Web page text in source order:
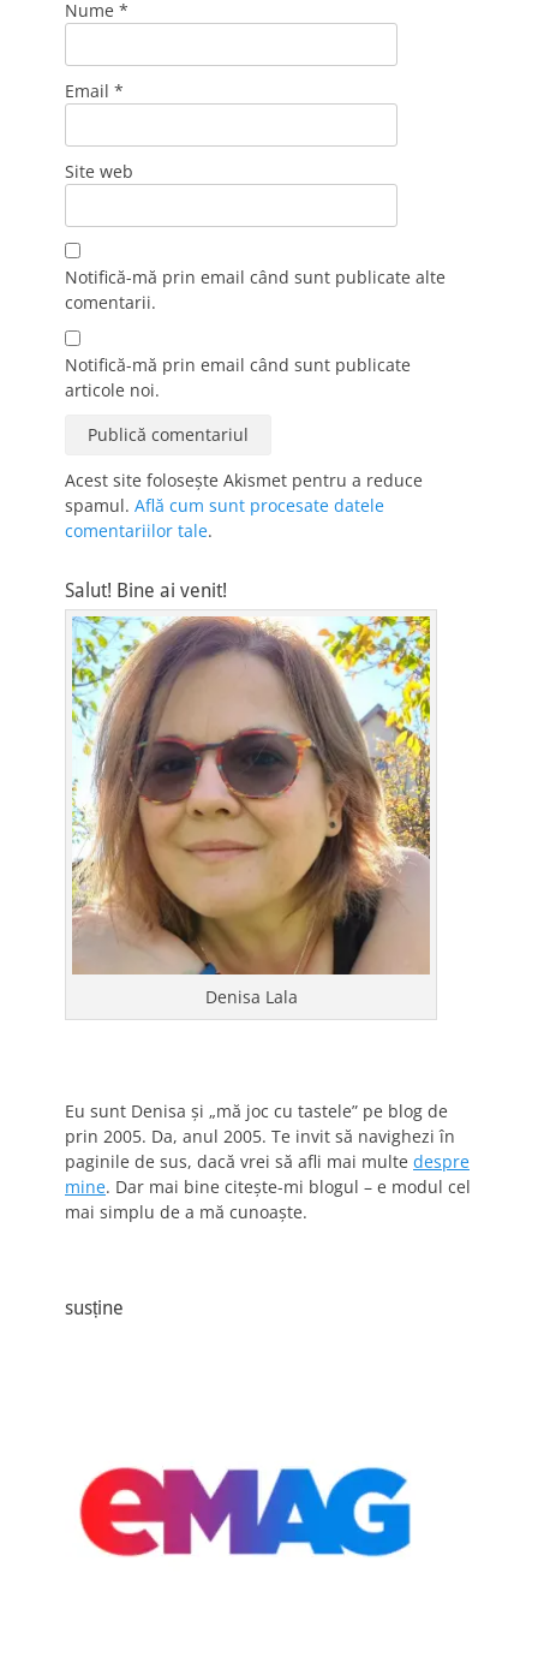
Nume *
Email *
Site web
Notifică-mă prin email când sunt publicate alte
comentarii.
Notifică-mă prin email când sunt publicate
articole noi.
Acest site folosește Akismet pentru a reduce
spamul. Află cum sunt procesate datele
comentariilor tale.
Salut! Bine ai venit!
Denisa Lala
Eu sunt Denisa și „mă joc cu tastele” pe blog de
prin 2005. Da, anul 2005. Te invit să navighezi în
paginile de sus, dacă vrei să afli mai multe despre
mine. Dar mai bine citește-mi blogul – e modul cel
mai simplu de a mă cunoaște.
susține